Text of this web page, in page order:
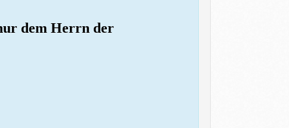
dem Herrn der